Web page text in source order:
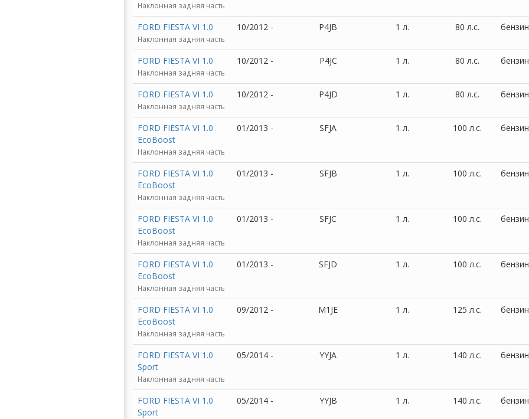
Наклонная задняя часть
FORD FIESTA VI 1.0
Наклонная задняя часть
10/2012 - P4JB 1 л. 80 л.с. бензин
FORD FIESTA VI 1.0
Наклонная задняя часть
10/2012 - P4JC 1 л. 80 л.с. бензин
FORD FIESTA VI 1.0
Наклонная задняя часть
10/2012 - P4JD 1 л. 80 л.с. бензин
FORD FIESTA VI 1.0
EcoBoost
Наклонная задняя часть
01/2013 - SFJA 1 л. 100 л.с. бензин
FORD FIESTA VI 1.0
EcoBoost
Наклонная задняя часть
01/2013 - SFJB 1 л. 100 л.с. бензин
FORD FIESTA VI 1.0
EcoBoost
Наклонная задняя часть
01/2013 - SFJC 1 л. 100 л.с. бензин
FORD FIESTA VI 1.0
EcoBoost
Наклонная задняя часть
01/2013 - SFJD 1 л. 100 л.с. бензин
FORD FIESTA VI 1.0
EcoBoost
Наклонная задняя часть
09/2012 - M1JE 1 л. 125 л.с. бензин
FORD FIESTA VI 1.0
Sport
Наклонная задняя часть
05/2014 - YYJA 1 л. 140 л.с. бензин
FORD FIESTA VI 1.0
Sport
05/2014 - YYJB 1 л. 140 л.с. бензин